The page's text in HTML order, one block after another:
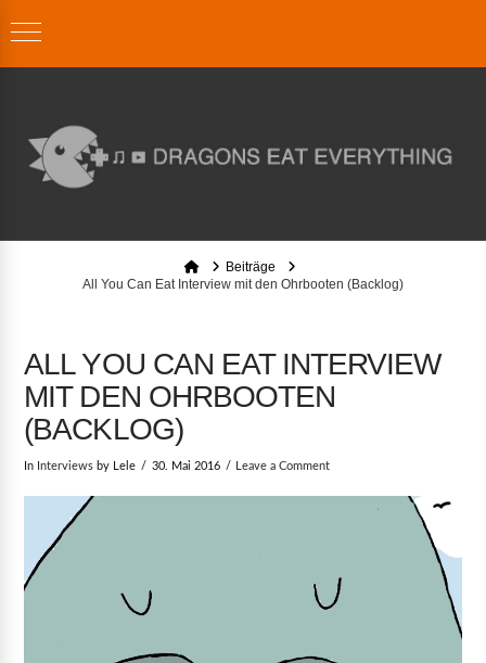
HomeBeiträge
All You Can Eat Interview mit den Ohrbooten (Backlog)
ALL YOU CAN EAT INTERVIEW
MIT DEN OHRBOOTEN
(BACKLOG)
In Interviews by Lele 30. Mai 2016 Leave a Comment